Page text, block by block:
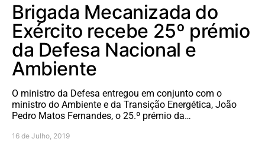
Brigada Mecanizada do
Exército recebe 25º prémio
da Defesa Nacional e
Ambiente
O ministro da Defesa entregou em conjunto com o
ministro do Ambiente e da Transição Energética, João
Pedro Matos Fernandes, o 25.º prémio da…
16 de Julho, 2019